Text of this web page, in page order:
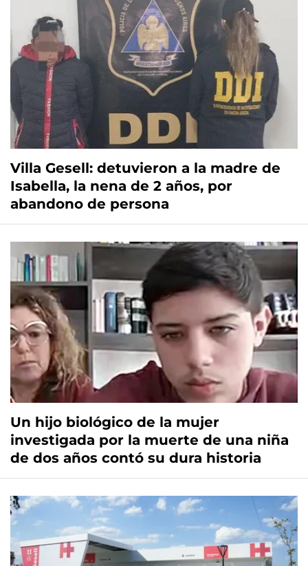
Villa Gesell: detuvieron a la madre de
Isabella, la nena de 2 años, por
abandono de persona
Un hijo biológico de la mujer
investigada por la muerte de una niña
de dos años contó su dura historia